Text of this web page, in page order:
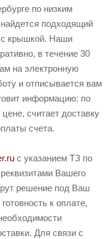
по низким
подходящий
с крышкой. Наши
в течение 30
на электронную
и отписывается вам
информацию: по
считает доставку
счета.
с указанием ТЗ по
Вашего
решение под Ваш
к оплате,
Для связи с